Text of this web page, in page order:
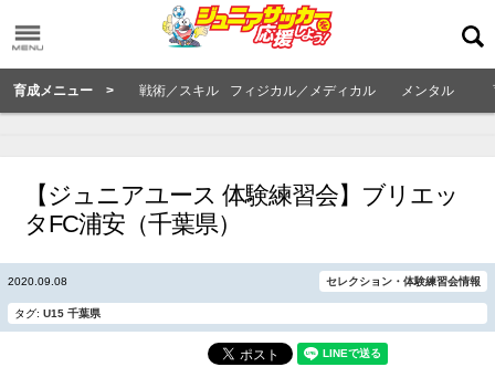
育成メニュー > 戦術／スキル フィジカル／メディカル メンタル
【ジュニアユース 体験練習会】ブリエッ
タFC浦安（千葉県）
2020.09.08 セレクション・体験練習会情報
タグ: U15 千葉県